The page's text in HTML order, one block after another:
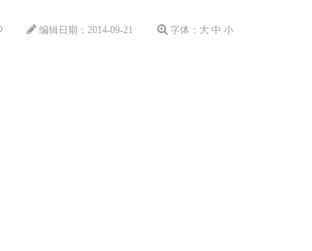
编辑日期：2014-09-21 字体： 大 中 小